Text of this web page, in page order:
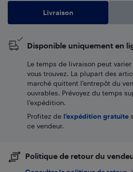
Livraison
Disponible uniquement en
Le temps de livraison peut
vous trouvez. La plupart des
marché quittent l’entrepôt du
ouvrables. Prévoyez du temps
l’expédition.
Profitez de l'expédition gratuite
ce vendeur.
Politique de retour du